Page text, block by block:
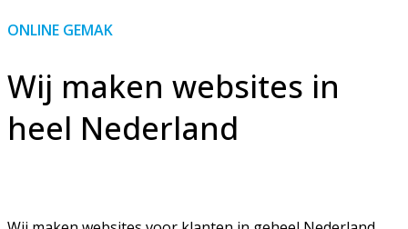
ONLINE GEMAK
Wij maken websites in
heel Nederland